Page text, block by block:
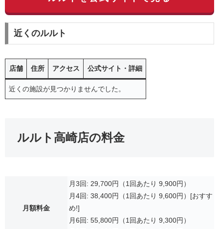
近くのルルト
店舗 住所 アクセス 公式サイト・詳細
近くの施設が見つかりませんでした。
ルルト高崎店の料金
月額料金
月3回: 29,700円（1回あたり 9,900円）
月4回: 38,400円（1回あたり 9,600円）[おすす
め!]
月6回: 55,800円（1回あたり 9,300円）